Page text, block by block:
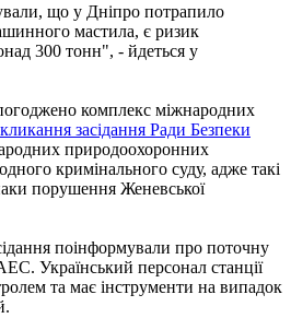
що у Дніпро потрапило
мастила, є ризик
300 тонн", - йдеться у
комплекс міжнародних
засідання Ради Безпеки
природоохоронних
кримінального суду, адже такі
порушення Женевської
поінформували про поточну
Український персонал станції
та має інструменти на випадок